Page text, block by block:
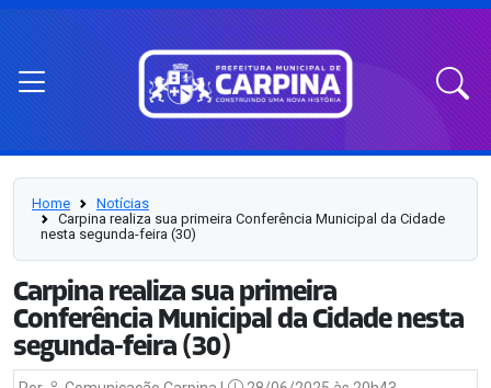
Home
Notícias
Carpina realiza sua primeira Conferência Municipal da Cidade
nesta segunda-feira (30)
Carpina realiza sua primeira
Conferência Municipal da Cidade nesta
segunda-feira (30)